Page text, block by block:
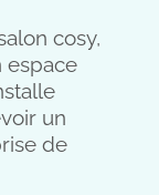
cosy,
espace
un
de